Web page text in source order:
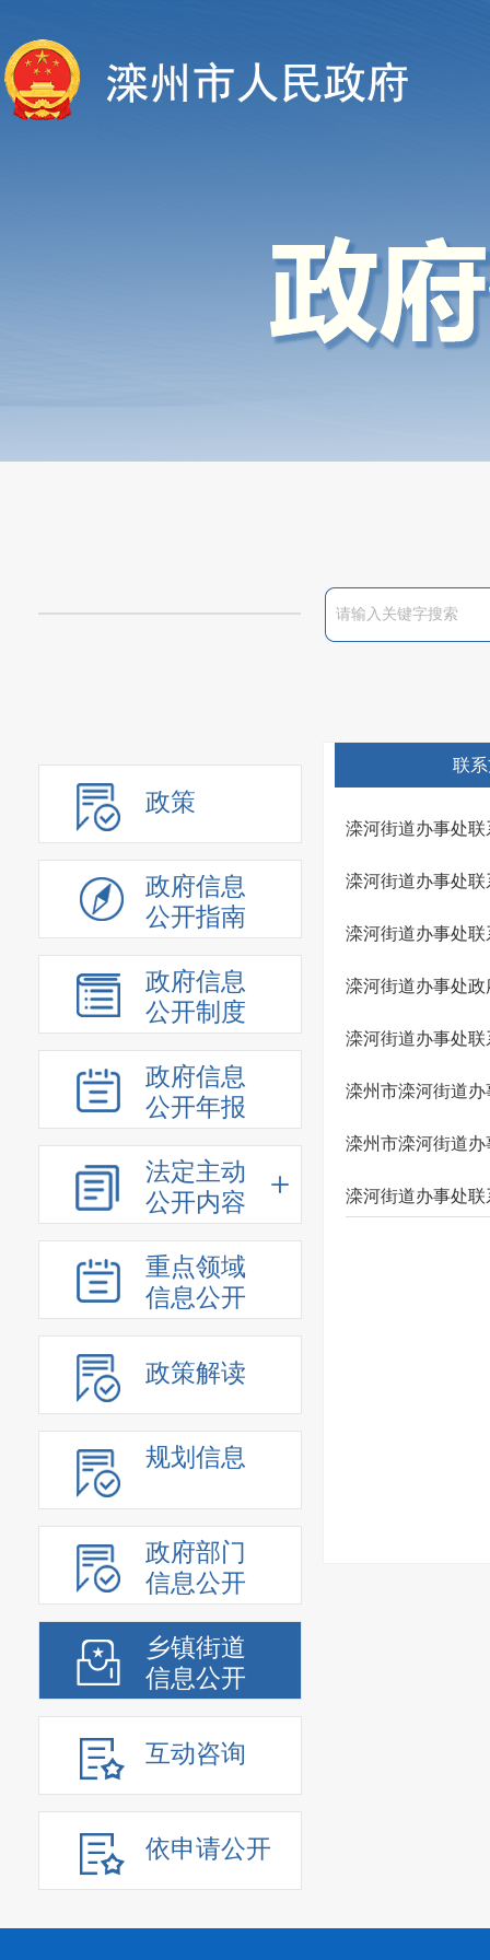
政策
政府信息
公开指南
政府信息
公开制度
政府信息
公开年报
法定主动
公开内容
重点领域
信息公开
政策解读
规划信息
政府部门
信息公开
乡镇街道
信息公开
互动咨询
依申请公开
联
滦河街道办事处联
滦河街道办事处联
滦河街道办事处联
滦河街道办事处
滦河街道办事处联
滦州市滦河街道
滦州市滦河街道
滦河街道办事处联